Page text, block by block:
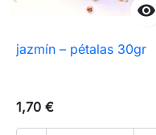

jazmín – pétalas 30gr
1,70 €